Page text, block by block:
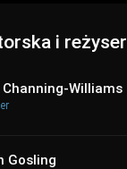
i reżyser
Channing-Williams
Gosling